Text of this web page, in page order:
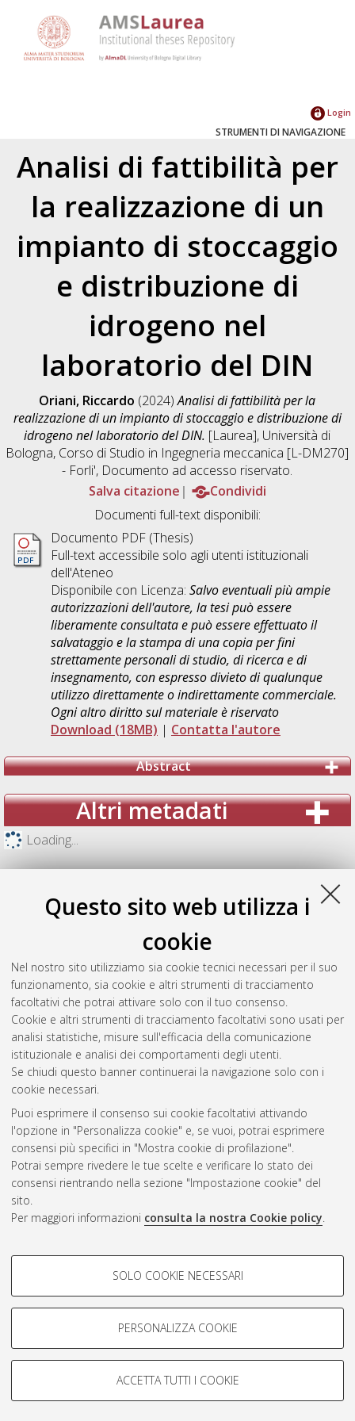
Questo sito web utilizza i
cookie
Nel nostro sito utilizziamo sia cookie tecnici necessari per il suo
funzionamento, sia cookie e altri strumenti di tracciamento
facoltativi che potrai attivare solo con il tuo consenso.
Cookie e altri strumenti di tracciamento facoltativi sono usati per
analisi statistiche, misure sull'efficacia della comunicazione
istituzionale e analisi dei comportamenti degli utenti.
Se chiudi questo banner continuerai la navigazione solo con i
cookie necessari.
Puoi esprimere il consenso sui cookie facoltativi attivando
l'opzione in "Personalizza cookie" e, se vuoi, potrai esprimere
consensi più specifici in "Mostra cookie di profilazione".
Potrai sempre rivedere le tue scelte e verificare lo stato dei
consensi rientrando nella sezione "Impostazione cookie" del
sito.
Per maggiori informazioni consulta la nostra Cookie policy.
COOKIE DI PROFILAZIONE -
Si tratta di cookie utilizzati per analizzare le caratteristiche della
navigazione degli utenti, creare profili in base al loro comportamento
Mostra cookie di profilazione
COOKIE TECNICI - NECESSARI
SOLO COOKIE NECESSARI
PERSONALIZZA COOKIE
ACCETTA TUTTI I COOKIE
Login
STRUMENTI DI NAVIGAZIONE
Analisi di fattibilità per
la realizzazione di un
impianto di stoccaggio
e distribuzione di
idrogeno nel
laboratorio del DIN
Oriani, Riccardo (2024)Analisi di fattibilità per la
realizzazione di un impianto di stoccaggio e distribuzione di
idrogeno nel laboratorio del DIN. [Laurea], Università di
Bologna, Corso di Studio in Ingegneria meccanica [L-DM270]
- Forli', Documento ad accesso riservato.
Salva citazione
Condividi
Documenti full-text disponibili:
Documento PDF (Thesis)
Full-text accessibile solo agli utenti istituzionali
dell'Ateneo
Disponibile con Licenza: Salvo eventuali più ampie
autorizzazioni dell'autore, la tesi può essere
liberamente consultata e può essere effettuato il
salvataggio e la stampa di una copia per fini
strettamente personali di studio, di ricerca e di
insegnamento, con espresso divieto di qualunque
utilizzo direttamente o indirettamente commerciale.
Ogni altro diritto sul materiale è riservato
Download (18MB) | Contatta l'autore
Abstract
Altri metadati
Loading...
Gestione del documento:
Atom
Rss 1.0
Rss 2.0
AMS Laurea
Impostazioni Cookie
Informativa sulla privacy
Condizioni d’uso del sito